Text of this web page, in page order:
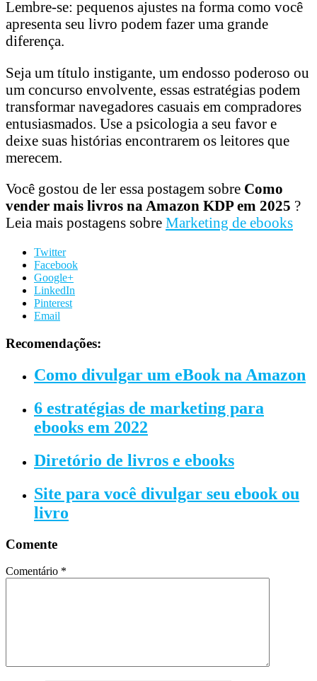
Lembre-se: pequenos ajustes na forma como você
apresenta seu livro podem fazer uma grande
diferença.
Seja um título instigante, um endosso poderoso ou
um concurso envolvente, essas estratégias podem
transformar navegadores casuais em compradores
entusiasmados. Use a psicologia a seu favor e
deixe suas histórias encontrarem os leitores que
merecem.
Você gostou de ler essa postagem sobre Como
vender mais livros na Amazon KDP em 2025 ?
Leia mais postagens sobre Marketing de ebooks
Twitter
Facebook
Google+
LinkedIn
Pinterest
Email
Recomendações:
Como divulgar um eBook na Amazon
6 estratégias de marketing para
ebooks em 2022
Diretório de livros e ebooks
Site para você divulgar seu ebook ou
livro
Comente
Comentário *